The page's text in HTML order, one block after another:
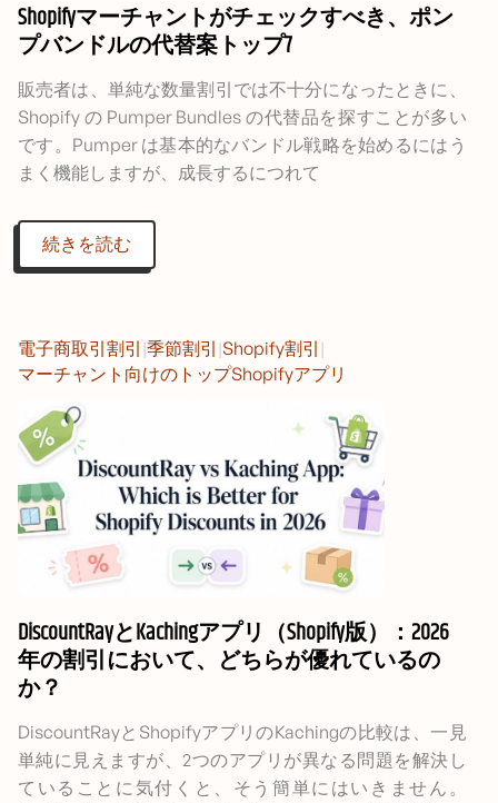
Shopifyマーチャントがチェックすべき、ポン
プバンドルの代替案トップ7
販売者は、単純な数量割引では不十分になったときに、
Shopify の Pumper Bundles の代替品を探すことが多い
です。Pumper は基本的なバンドル戦略を始めるにはう
まく機能しますが、成長するにつれて
続きを読む
電子商取引割引 |季節割引 |Shopify割引 |
マーチャント向けのトップShopifyアプリ
DiscountRayとKachingアプリ（Shopify版）：2026
年の割引において、どちらが優れているの
か？
DiscountRayとShopifyアプリのKachingの比較は、一見
単純に見えますが、2つのアプリが異なる問題を解決し
ていることに気付くと、そう簡単にはいきません。